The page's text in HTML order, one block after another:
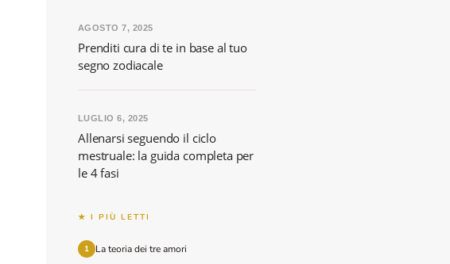
Prenditi cura di te in base al tuo
segno zodiacale
AGOSTO 7, 2025
Allenarsi seguendo il ciclo
mestruale: la guida completa per
le 4 fasi
LUGLIO 6, 2025
★ I PIÙ LETTI
1 La teoria dei tre amori